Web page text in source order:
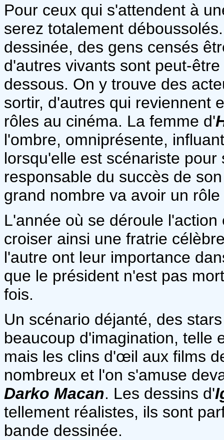
Pour ceux qui s'attendent à
serez totalement
dessinée, des gens censés
d'autres vivants sont peut-
dessous. On y trouve des
sortir, d'autres qui reviennent
rôles au cinéma. La femme d'
l'ombre, omniprésente,
lorsqu'elle est scénariste
responsable du succès de
grand nombre va avoir un
L'année où se déroule
croiser ainsi une fratrie
l'autre ont leur importance
que le président n'est pas
fois.
Un scénario déjanté, des
beaucoup d'imagination, telle
mais les clins d'œil aux films
nombreux et l'on s'amuse
Darko Macan. Les dessins d'
tellement réalistes, ils sont
bande dessinée.